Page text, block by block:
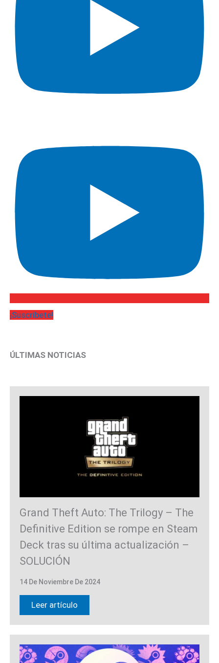
¡Suscríbete!
ÚLTIMAS NOTICIAS
Grand Theft Auto: The Trilogy – The
Definitive Edition se rompe en Steam
Deck tras su última actualización –
SOLUCIÓN
14 De Noviembre De 2024
Leer artículo